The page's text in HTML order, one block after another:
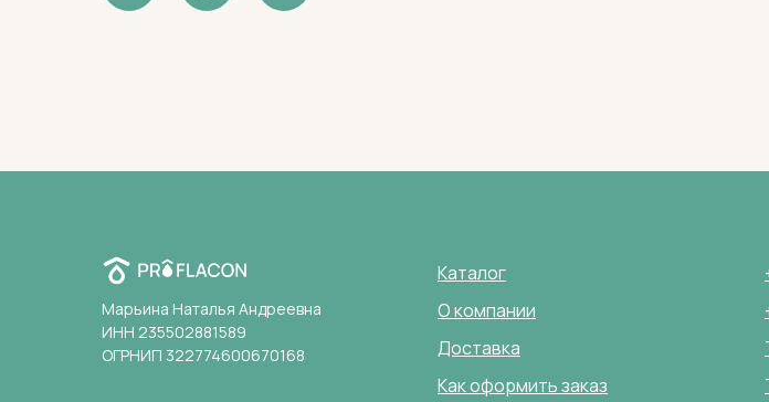
О компании
Каталог
Доставка
Как оформить заказ
Марьина Наталья Андреевна
ИНН 235502881589
ОГРНИП 322774600670168